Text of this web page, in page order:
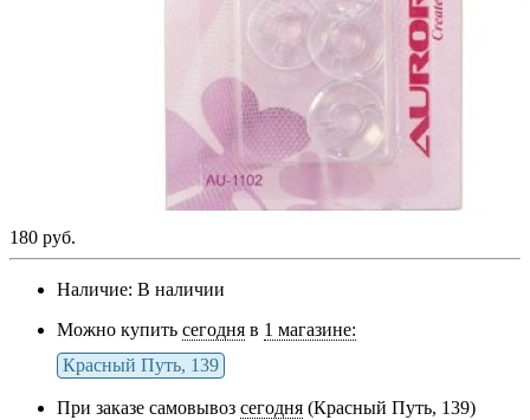
180 руб.
Наличие: В наличии
Можно купить сегодня в 1 магазине:
Красный Путь, 139
При заказе самовывоз сегодня (Красный Путь, 139)